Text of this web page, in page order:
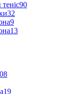
90
32
9
13
19